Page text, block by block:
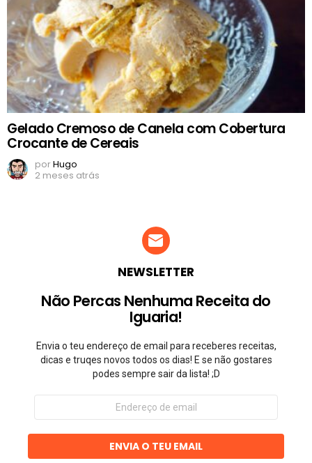
Gelado Cremoso de Canela com Cobertura
Crocante de Cereais
porHugo
2 meses atrás
NEWSLETTER
Não Percas Nenhuma Receita do
Iguaria!
Envia o teu endereço de email para receberes receitas,
dicas e truqes novos todos os dias! E se não gostares
podes sempre sair da lista! ;D
Endereço
email
ENVIA O TEU EMAIL